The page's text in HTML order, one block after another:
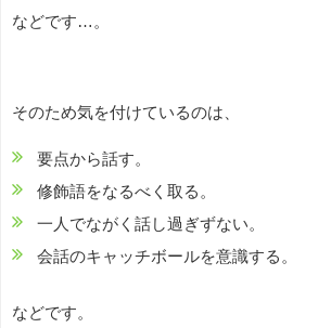
などです…。
そのため気を付けているのは、
要点から話す。
修飾語をなるべく取る。
一人でながく話し過ぎずない。
会話のキャッチボールを意識する。
などです。